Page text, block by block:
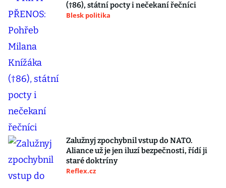
(†86), státní pocty i nečekaní řečníci
Blesk politika
Zalužnyj zpochybnil vstup do NATO.
Aliance už je jen iluzí bezpečnosti, řídí ji
staré doktríny
Reflex.cz